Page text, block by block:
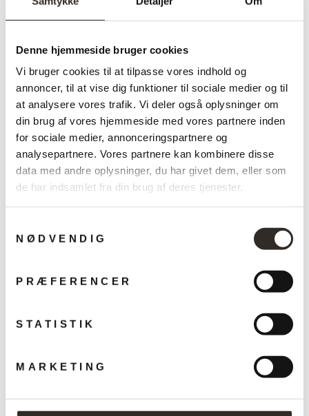
Denne hjemmeside bruger cookies
Vi bruger cookies til at tilpasse vores indhold og
annoncer, til at vise dig funktioner til sociale medier og til
at analysere vores trafik. Vi deler også oplysninger om
din brug af vores hjemmeside med vores partnere inden
for sociale medier, annonceringspartnere og
analysepartnere. Vores partnere kan kombinere disse
data med andre oplysninger, du har givet dem, eller som
de har indsamlet fra din brug af deres tjenester.
NØDVENDIG
PRÆFERENCER
STATISTIK
MARKETING
54 cm
Sædehøjde:46 cm
Forkromet blank stål
Stoftype:Hallingdal
Måske du også kan lide?
3108 Liljen™
FRITZ HANSEN